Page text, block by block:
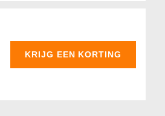
KRIJG EEN KORTING